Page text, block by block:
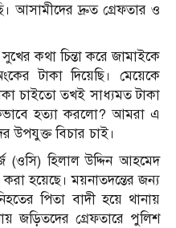
আসামীদের দ্রুত গ্রেফতার ও
কথা চিন্তা করে জামাইকে
টাকা দিয়েছি। মেয়েকে
চাইতো তখই সাধ্যমত টাকা
হত্যা করলো? আমরা এ
উপযুক্ত বিচার চাই।
(ওসি) হিলাল উদ্দিন আহমেদ
হয়েছে। ময়নাতদন্তের জন্য
পিতা বাদী হয়ে থানায়
জড়িতদের গ্রেফতারে পুলিশ